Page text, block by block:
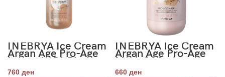
INEBRYA Ice Cream
Argan Age Pro-Age
Leave-In Bi-Phase
Conditioner 200ml
760 ден
INEBRYA Ice Cream
Argan Age Pro-Age
Mask 300ml
660 ден